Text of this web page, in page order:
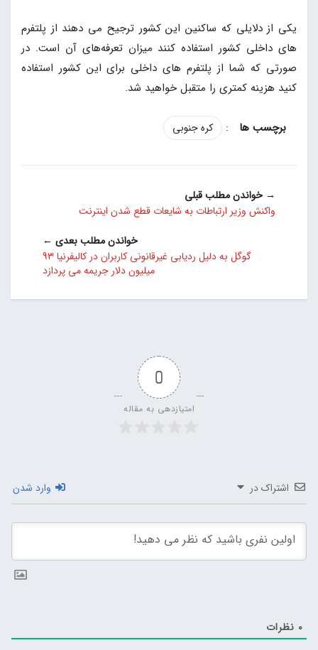
یکی از دلایلی که ساکنین این کشور ترجیح می دهند از پلتفرم
های داخلی کشور استفاده کنند میزان تعرفه‌های آن است. در
صورتی که شما از پلتفرم های داخلی برای این کشور استفاده
کنید هزینه کمتری را متقبل خواهید شد.
: کره جنوبی
→ خواندن مطلب قبلی
واکنش وزیر ارتباطات به شایعات قطع شدن اینترنت
خواندن مطلب بعدی ←
گوگل به دلیل ردیابی غیرقانونی کاربران در کالیفرنیا 93
میلیون دلار جریمه می پردازد
0
امتیازدهی به مقاله
اشتراک در وارد شدن
0 نظرات